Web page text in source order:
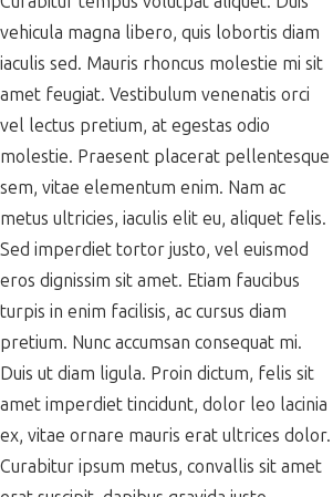
vehicula magna libero, quis lobortis diam
iaculis sed. Mauris rhoncus molestie mi sit
amet feugiat. Vestibulum venenatis orci
vel lectus pretium, at egestas odio
molestie. Praesent placerat pellentesque
sem, vitae elementum enim. Nam ac
metus ultricies, iaculis elit eu, aliquet felis.
Sed imperdiet tortor justo, vel euismod
eros dignissim sit amet. Etiam faucibus
turpis in enim facilisis, ac cursus diam
pretium. Nunc accumsan consequat mi.
Duis ut diam ligula. Proin dictum, felis sit
amet imperdiet tincidunt, dolor leo lacinia
ex, vitae ornare mauris erat ultrices dolor.
Curabitur ipsum metus, convallis sit amet